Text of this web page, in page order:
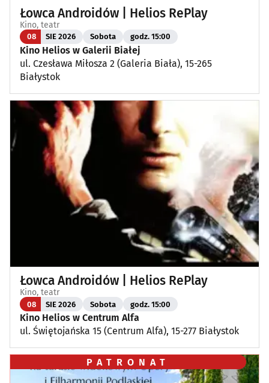
Łowca Androidów | Helios RePlay
Kino, teatr
08 SIE 2026 Sobota godz. 15:00
Kino Helios w Galerii Białej
ul. Czesława Miłosza 2 (Galeria Biała), 15-265
Białystok
Łowca Androidów | Helios RePlay
Kino, teatr
08 SIE 2026 Sobota godz. 15:00
Kino Helios w Centrum Alfa
ul. Świętojańska 15 (Centrum Alfa), 15-277 Białystok
PATRONAT